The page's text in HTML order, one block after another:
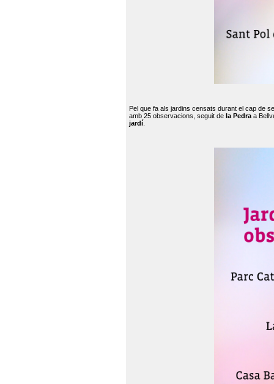
Pel que fa als jardins censats durant el cap de
amb 25 observacions, seguit de la Pedra a
jardí